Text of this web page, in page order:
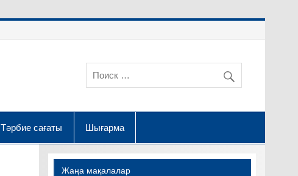
Тәрбие сағаты Шығарма
Жаңа мақалалар